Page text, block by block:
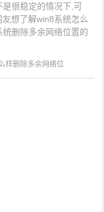
很稳定的情况下,可
想了解win8系统怎么
删除多余网络位置的
样删除多余网络位